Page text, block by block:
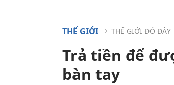
THẾ GIỚI THẾ GIỚI ĐÓ ĐÂY
Trả tiền để
bàn tay